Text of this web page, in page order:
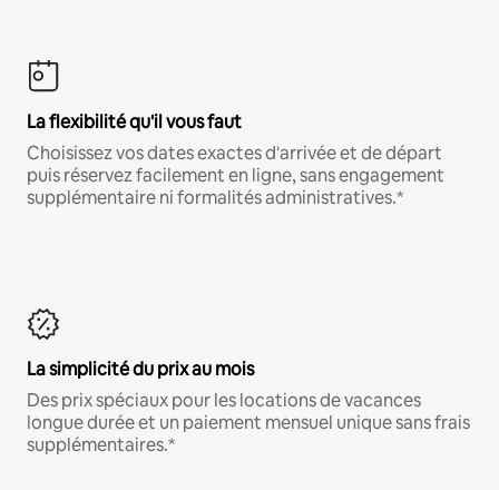
La flexibilité qu'il vous faut
Choisissez vos dates exactes d'arrivée et de départ
puis réservez facilement en ligne, sans engagement
supplémentaire ni formalités administratives.*
La simplicité du prix au mois
Des prix spéciaux pour les locations de vacances
longue durée et un paiement mensuel unique sans frais
supplémentaires.*